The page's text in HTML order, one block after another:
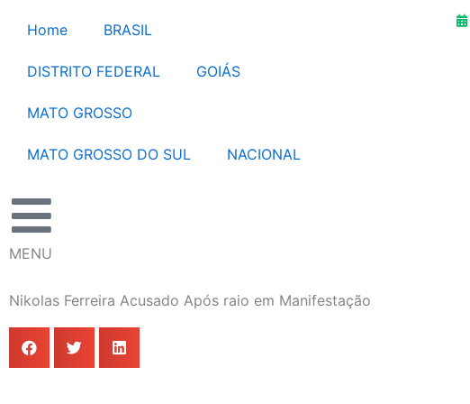
para
conteúdo
Home BRASIL
DISTRITO FEDERAL GOIÁS
MATO GROSSO
MATO GROSSO DO SUL NACIONAL
MENU
Nikolas Ferreira Acusado Após raio em Manifestação